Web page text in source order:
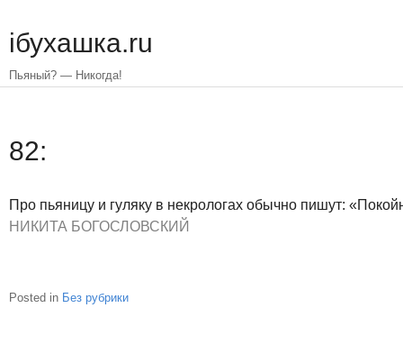
to
main
content
iбухашка.ru
Пьяный? — Никогда!
82:
Про пьяницу и гуляку в некрологах обычно пишут:
НИКИТА БОГОСЛОВСКИЙ
Posted in Без рубрики